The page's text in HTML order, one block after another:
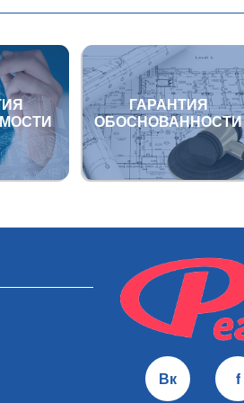
ГАРАНТИЯ
ОБОСНОВАННОСТИ
Вк f